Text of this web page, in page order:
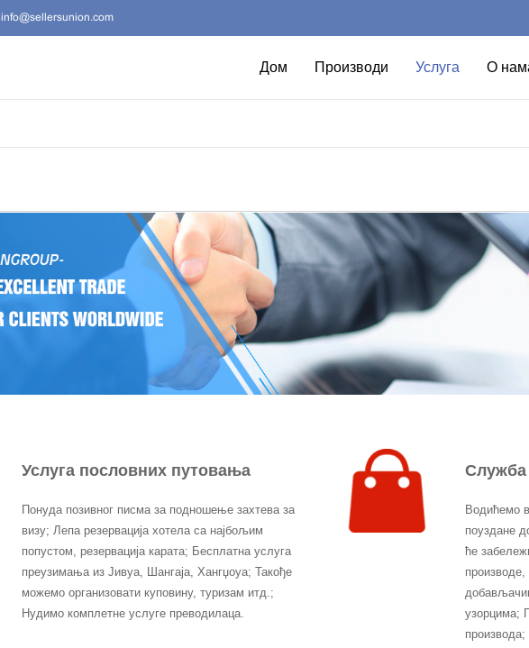
info@sellersunion.com
Дом Производи Услуга О
Услуга пословних путовања
Понуда позивног писма за подношење захтева за
визу; Лепа резервација хотела са најбољим
попустом, резервација карата; Бесплатна услуга
преузимања из Јивуа, Шангаја, Хангџоуа; Такође
можемо организовати куповину, туризам итд.;
Нудимо комплетне услуге преводилаца.
Служба
Водићемо
поуздане
ће
узорцима;